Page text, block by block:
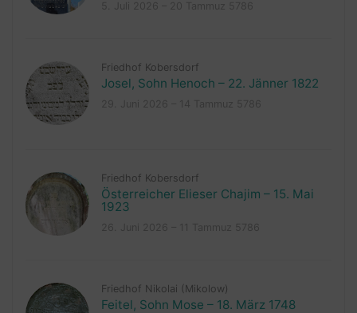
Friedhof Kobersdorf
Josel, Sohn Henoch – 22. Jänner 1822
Friedhof Kobersdorf
Österreicher Elieser Chajim – 15. Mai
1923
Friedhof Nikolai (Mikolow)
Feitel, Sohn Mose – 18. März 1748